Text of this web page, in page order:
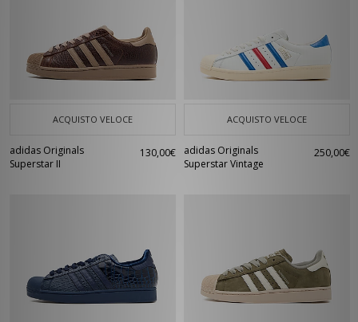
ACQUISTO VELOCE
adidas Originals
Superstar II
130,00€
ACQUISTO VELOCE
adidas Originals
Superstar Vintage
250,00€